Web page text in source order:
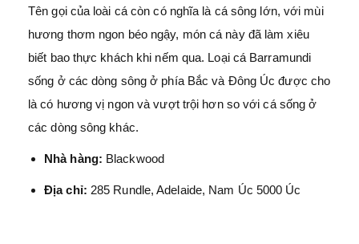
Tên gọi của loài cá còn có nghĩa là cá sông lớn, với mùi
hương thơm ngon béo ngậy, món cá này đã làm xiêu
biết bao thực khách khi nếm qua. Loại cá Barramundi
sống ở các dòng sông ở phía Bắc và Đông Úc được cho
là có hương vị ngon và vượt trội hơn so với cá sống ở
các dòng sông khác.
Nhà hàng: Blackwood
Địa chỉ: 285 Rundle, Adelaide, Nam Úc 5000 Úc